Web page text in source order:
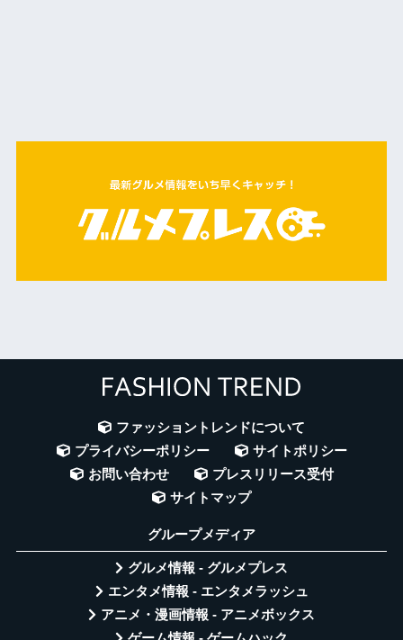
ファッショントレンドについて
プライバシーポリシー
サイトポリシー
お問い合わせ
プレスリリース受付
サイトマップ
グループメディア
グルメ情報 - グルメプレス
エンタメ情報 - エンタメラッシュ
アニメ・漫画情報 - アニメボックス